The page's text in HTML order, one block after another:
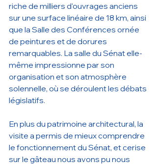
riche de milliers d'ouvrages anciens
sur une surface linéaire de 18 km, ainsi
que la Salle des Conférences ornée
de peintures et de dorures
remarquables. La salle du Sénat elle-
même impressionne par son
organisation et son atmosphère
solennelle, où se déroulent les débats
législatifs.
En plus du patrimoine architectural, la
visite a permis de mieux comprendre
le fonctionnement du Sénat, et cerise
sur le gâteau nous avons pu nous